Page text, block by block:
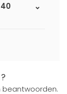
beantwoorden.